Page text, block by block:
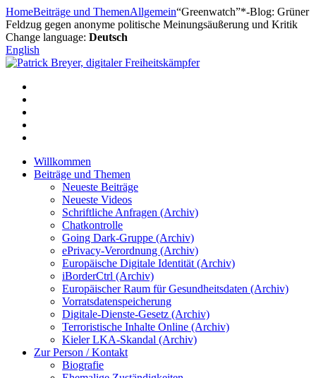
Zum
Inhalt
springen
HomeBeiträge und ThemenAllgemein“Greenwatch”*-Blog: Grüner
Feldzug gegen anonyme politische Meinungsäußerung und Kritik
Change language: Deutsch
English
Willkommen
Beiträge und Themen
Neueste Beiträge
Neueste Videos
Schriftliche Anfragen (Archiv)
Chatkontrolle
Going Dark-Gruppe (Archiv)
ePrivacy-Verordnung (Archiv)
Europäische Digitale Identität (Archiv)
iBorderCtrl (Archiv)
Europäischer Raum für Gesundheitsdaten (Archiv)
Vorratsdatenspeicherung
Digitale-Dienste-Gesetz (Archiv)
Terroristische Inhalte Online (Archiv)
Kieler LKA-Skandal (Archiv)
Zur Person / Kontakt
Biografie